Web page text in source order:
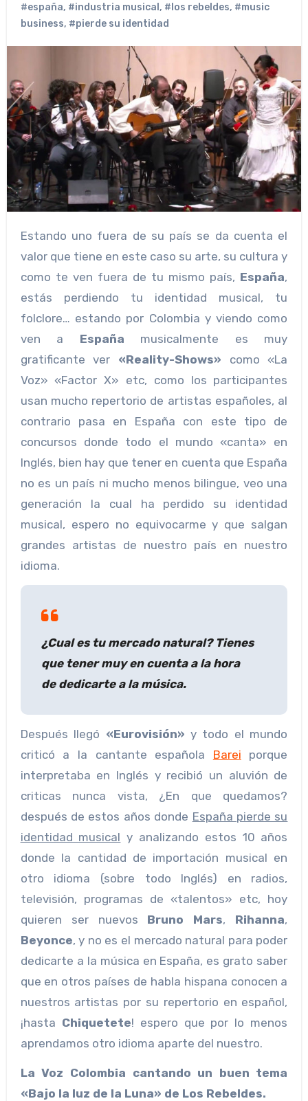
#españa, #industria musical , #los rebeldes, #music
business, #pierde su identidad
Estando uno fuera de su país se da cuenta el
valor que tiene en este caso su arte, su cultura y
como te ven fuera de tu mismo país, España,
estás perdiendo tu identidad musical, tu
folclore… estando por Colombia y viendo como
ven a España musicalmente es muy
gratificante ver «Reality-Shows» como «La
Voz» «Factor X» etc, como los participantes
usan mucho repertorio de artistas españoles, al
contrario pasa en España con este tipo de
concursos donde todo el mundo «canta» en
Inglés, bien hay que tener en cuenta que España
no es un país ni mucho menos bilingue, veo una
generación la cual ha perdido su identidad
musical, espero no equivocarme y que salgan
grandes artistas de nuestro país en nuestro
idioma.
¿Cual es tu mercado natural? Tienes
que tener muy en cuenta a la hora
de dedicarte a la música.
Después llegó «Eurovisión» y todo el mundo
criticó a la cantante española Barei porque
interpretaba en Inglés y recibió un aluvión de
criticas nunca vista, ¿En que quedamos?
después de estos años donde España pierde su
identidad musical y analizando estos 10 años
donde la cantidad de importación musical en
otro idioma (sobre todo Inglés) en radios,
televisión, programas de «talentos» etc, hoy
quieren ser nuevos Bruno Mars, Rihanna,
Beyonce, y no es el mercado natural para poder
dedicarte a la música en España, es grato saber
que en otros países de habla hispana conocen a
nuestros artistas por su repertorio en español,
¡hasta Chiquetete! espero que por lo menos
aprendamos otro idioma aparte del nuestro.
La Voz Colombia cantando un buen tema
«Bajo la luz de la Luna» de Los Rebeldes.